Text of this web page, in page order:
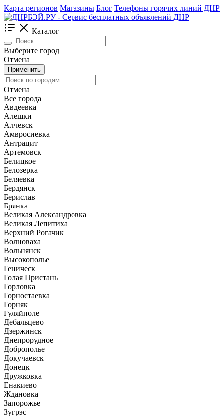
Карта регионов Магазины Блог Телефоны горячих линий ДНР
Каталог
Выберите город
Отмена
Применить
Отмена
Все города
Авдеевка
Алешки
Алчевск
Амвросиевка
Антрацит
Артемовск
Белицкое
Белозерка
Беляевка
Бердянск
Берислав
Брянка
Великая Александровка
Великая Лепитиха
Верхний Рогачик
Волноваха
Вольнянск
Высокополье
Геническ
Голая Пристань
Горловка
Горностаевка
Горняк
Гуляйполе
Дебальцево
Дзержинск
Днепрорудное
Доброполье
Докучаевск
Донецк
Дружковка
Енакиево
Ждановка
Запорожье
Зугрэс